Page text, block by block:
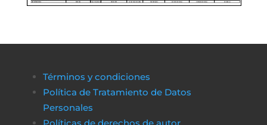
Términos y condiciones
Política de Tratamiento de Datos
Personales